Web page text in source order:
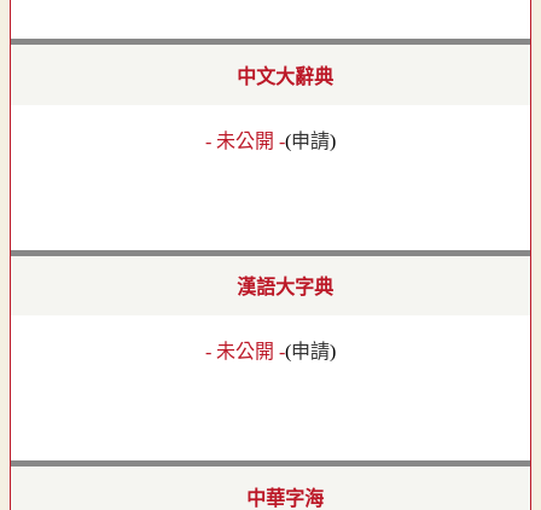
中文大辭典
- 未公開 -(申請)
漢語大字典
- 未公開 -(申請)
中華字海